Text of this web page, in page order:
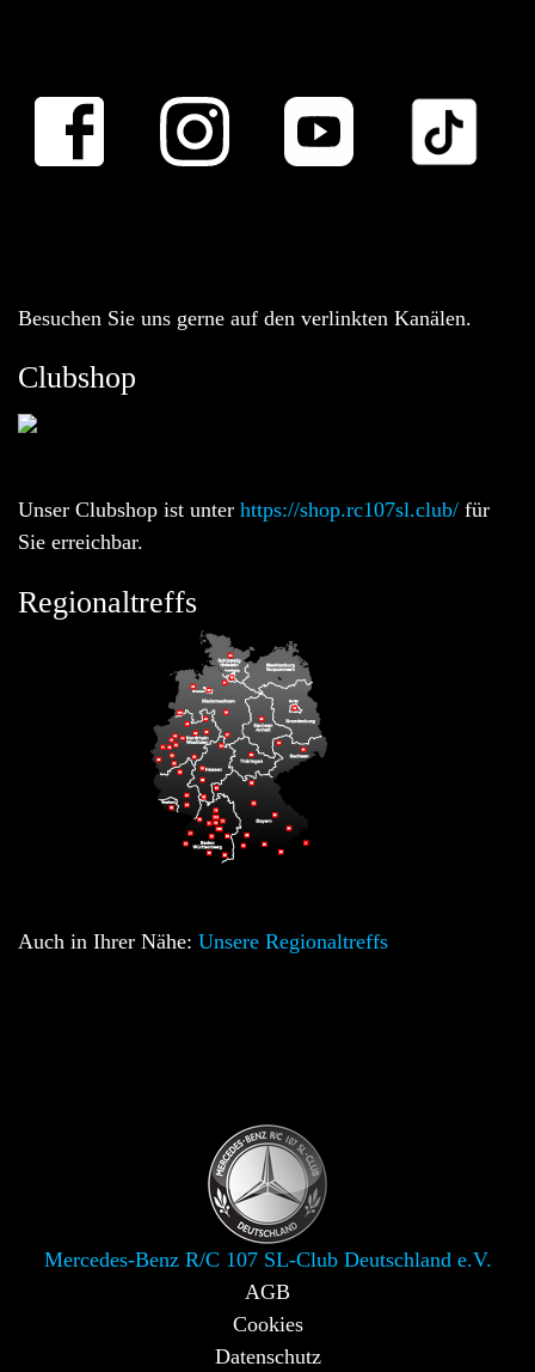
Besuchen Sie uns gerne auf den verlinkten Kanälen.
Clubshop
Unser Clubshop ist unter https://shop.rc107sl.club/ für
Sie erreichbar.
Regionaltreffs
Auch in Ihrer Nähe: Unsere Regionaltreffs
Mercedes-Benz R/C 107 SL-Club Deutschland e.V.
AGB
Cookies
Datenschutz